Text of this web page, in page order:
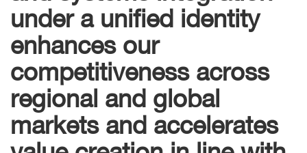
under a unified identity
enhances our
competitiveness across
regional and global
markets and accelerates